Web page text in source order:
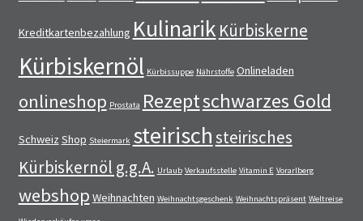
Kreditkartenbezahlung Kulinarik Kürbiskerne
Kürbiskernöl Kürbissuppe Nährstoffe Onlineladen
onlineshop Prostata Rezeptschwarzes Gold
Schweiz Shop Steiermark steirischsteirisches
Kürbiskernöl g.g.A. Urlaub Verkaufsstelle Vitamin E Vorarlberg
webshop Weihnachten Weihnachtsgeschenk Weihnachtspräsent Weltreise